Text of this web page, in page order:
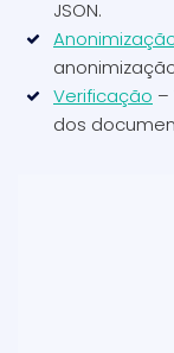
JSON.
Verificação –
dos